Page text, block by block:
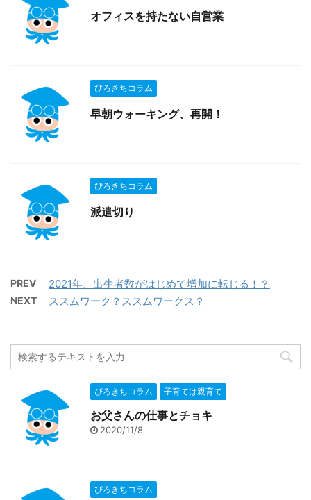
オフィスを持たない自営業
ぴろきちコラム
早朝ウォーキング、再開！
ぴろきちコラム
派遣切り
PREV 2021年、出生者数がはじめて増加に転じる！？
NEXT ススムワーク？ススムワークス？
ぴろきちコラム 子育ては親育て
お父さんの仕事とチョキ
2020/11/8
ぴろきちコラム